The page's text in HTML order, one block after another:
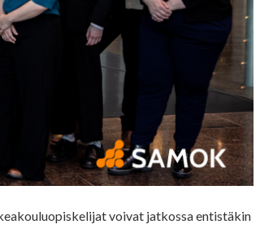
voivat jatkossa entistäkin